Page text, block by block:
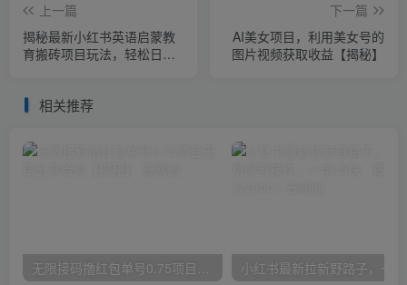
上一篇
揭秘最新小红书英语启蒙教
育搬砖项目玩法，轻松日入
下一篇
AI美女项目，利用美女号的
图片视频获取收益【揭秘】
相关推荐
无限接码撸红包单号0.75项目无偿分享给你【揭秘】